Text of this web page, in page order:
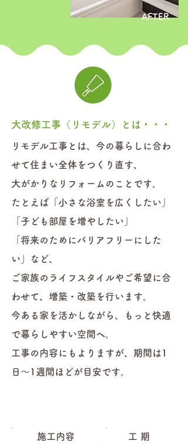
AFTER
大改修工事（リモデル）とは・・・
リモデル工事とは、今の暮らしに合わ
せて住まい全体をつくり直す、
大がかりな リフォームのことです。
たとえば「小さな浴室を広くしたい」
「子ども部屋を増やしたい」
「将来のためにバリアフリーにした
い」など、
ご家族のライフスタイルやご希望に合
わせて、増築・改築を行います。
今ある家を活かしながら、もっと快適
で暮らしやすい空間へ。
工事の内容にもよりますが、期間は1
日〜1週間ほどが目安です。
施工内容 ​工 期